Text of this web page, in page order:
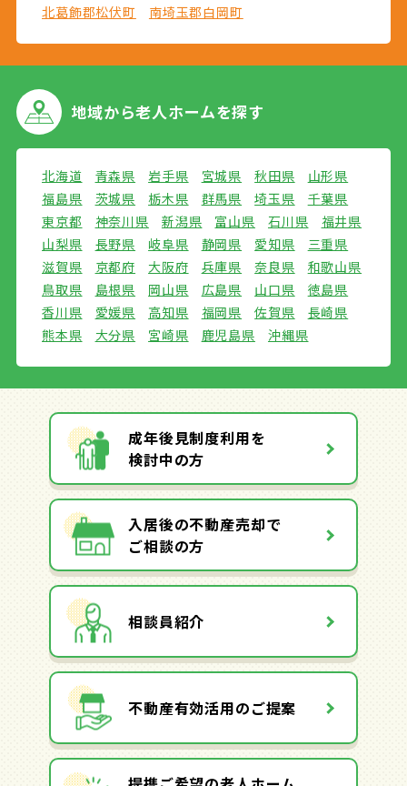
北葛飾郡松伏町
南埼玉郡白岡町
地域から老人ホームを探す
北海道 青森県 岩手県 宮城県 秋田県
山形県
福島県
茨城県 栃木県 群馬県 埼玉県
千葉県
東京都
神奈川県 新潟県 富山県 石川県
福井県
山梨県
長野県 岐阜県 静岡県 愛知県
三重県
滋賀県
京都府 大阪府 兵庫県 奈良県
和歌山県
鳥取県
島根県 岡山県 広島県 山口県
徳島県
香川県
愛媛県 高知県 福岡県 佐賀県
長崎県
熊本県
大分県 宮崎県 鹿児島県 沖縄県
成年後見制度利用を
検討中の方
入居後の不動産売却で
ご相談の方
相談員紹介
不動産有効活用のご提案